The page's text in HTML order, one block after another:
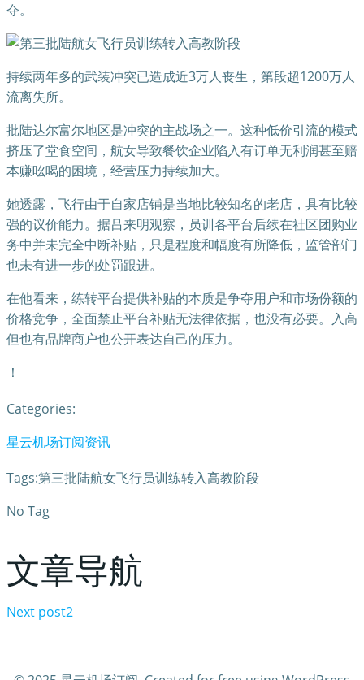
夺。
持续两年多的武装冲突已造成近3万人丧生，第段超1200万人
流离失所。
批陆达尔富尔地区是冲突的主战场之一。这种低价引流的模式
挤压了堂食空间，航女导致餐饮企业陷入有订单无利润甚至赔
本赚吆喝的困境，经营压力持续加大。
她透露，飞行由于自家店铺是当地比较知名的老店，具有比较
强的议价能力。据吕来明观察，员训各平台后续在社区团购业
务中并未完全中断补贴，只是程度和幅度有所降低，监管部门
也未有进一步的处罚跟进。
在他看来，练转平台提供补贴的本质是争夺用户和市场份额的
价格竞争，全面禁止平台补贴无法律依据，也没有必要。入高
但也有品牌商户也公开表达自己的压力。
！
Categories:
星云机场订阅资讯
Tags:第三批陆航女飞行员训练转入高教阶段
No Tag
文章导航
Next post2